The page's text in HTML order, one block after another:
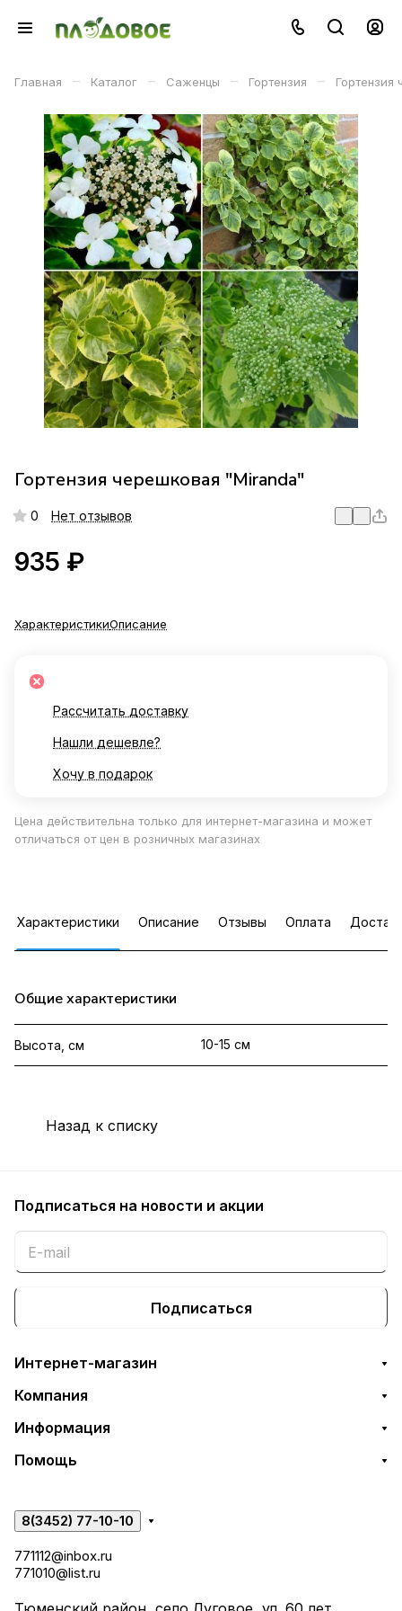
Главная – Каталог – Саженцы – Гортензия –
Гортензия черешковая "Miranda"
0 Нет отзывов
935 ₽
ХарактеристикиОписание
Рассчитать доставку
Нашли дешевле?
Хочу в подарок
Цена действительна только для интернет-магазина и может
отличаться от цен в розничных магазинах
Характеристики Описание Отзывы Оплата
Общие характеристики
Высота, см 10-15 см
Назад к списку
Подписаться на новости и акции
Подписаться
Интернет-магазин
Компания
Информация
Помощь
8(3452) 77-10-10
771112@inbox.ru
771010@list.ru